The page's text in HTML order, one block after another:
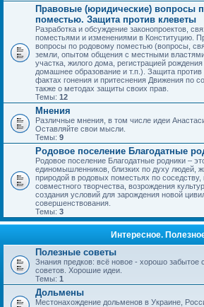
Правовые (юридические) вопросы
поместью. Защита против клеветы
Разработка и обсуждение законопроектов,
поместьями и изменениями в Конституцию.
вопросы по родовому поместью (вопросы,
земли, опытом общения с местными
участка, жилого дома, регистрацией
домашнее образование и т.п.). Защита против
фактах гонения и притеснения Движения по
также о методах защиты своих прав.
Темы: 12
Мнения
Различные мнения, в том числе идеи
Оставляйте свои мысли.
Темы: 9
Родовое поселение Благодатные
Родовое поселение Благодатные родники –
единомышленников, близких по духу людей,
природой в родовых поместьях по
совместного творчества, возрождения
создания условий для зарождения новой
совершенствования.
Темы: 3
Интересное.
Полезные советы
Знания предков: всё новое - хорошо забытое
советов. Хорошие идеи.
Темы: 1
Дольмены
Местонахождение дольменов в Украине,